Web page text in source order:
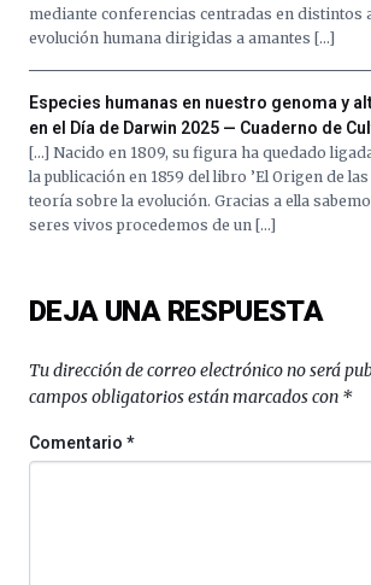
mediante conferencias centradas en distintos
evolución humana dirigidas a amantes […]
Especies humanas en nuestro genoma y
en el Día de Darwin 2025 — Cuaderno de
[…] Nacido en 1809, su figura ha quedado
la publicación en 1859 del libro ’El Origen de las
teoría sobre la evolución. Gracias a ella
seres vivos procedemos de un […]
DEJA UNA RESPUESTA
Tu dirección de correo electrónico no será
campos obligatorios están marcados con *
Comentario*